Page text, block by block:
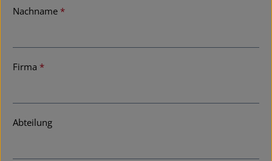
Nachname *
Firma *
Abteilung